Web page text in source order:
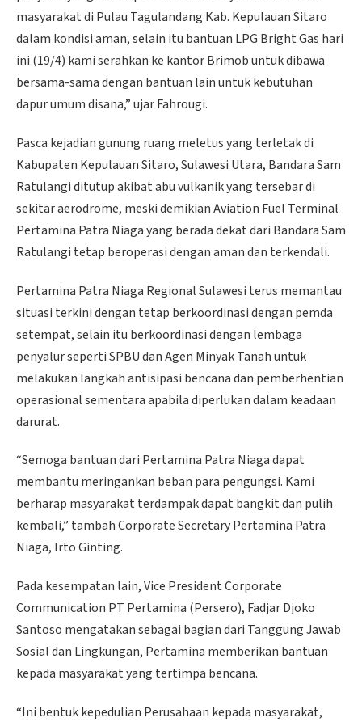
masyarakat di Pulau Tagulandang Kab. Kepulauan Sitaro
dalam kondisi aman, selain itu bantuan LPG Bright Gas hari
ini (19/4) kami serahkan ke kantor Brimob untuk dibawa
bersama-sama dengan bantuan lain untuk kebutuhan
dapur umum disana,” ujar Fahrougi.
Pasca kejadian gunung ruang meletus yang terletak di
Kabupaten Kepulauan Sitaro, Sulawesi Utara, Bandara Sam
Ratulangi ditutup akibat abu vulkanik yang tersebar di
sekitar aerodrome, meski demikian Aviation Fuel Terminal
Pertamina Patra Niaga yang berada dekat dari Bandara Sam
Ratulangi tetap beroperasi dengan aman dan terkendali.
Pertamina Patra Niaga Regional Sulawesi terus memantau
situasi terkini dengan tetap berkoordinasi dengan pemda
setempat, selain itu berkoordinasi dengan lembaga
penyalur seperti SPBU dan Agen Minyak Tanah untuk
melakukan langkah antisipasi bencana dan pemberhentian
operasional sementara apabila diperlukan dalam keadaan
darurat.
“Semoga bantuan dari Pertamina Patra Niaga dapat
membantu meringankan beban para pengungsi. Kami
berharap masyarakat terdampak dapat bangkit dan pulih
kembali,” tambah Corporate Secretary Pertamina Patra
Niaga, Irto Ginting.
Pada kesempatan lain, Vice President Corporate
Communication PT Pertamina (Persero), Fadjar Djoko
Santoso mengatakan sebagai bagian dari Tanggung Jawab
Sosial dan Lingkungan, Pertamina memberikan bantuan
kepada masyarakat yang tertimpa bencana.
“Ini bentuk kepedulian Perusahaan kepada masyarakat,